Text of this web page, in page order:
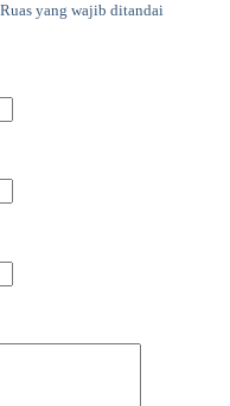
Ruas yang wajib ditandai